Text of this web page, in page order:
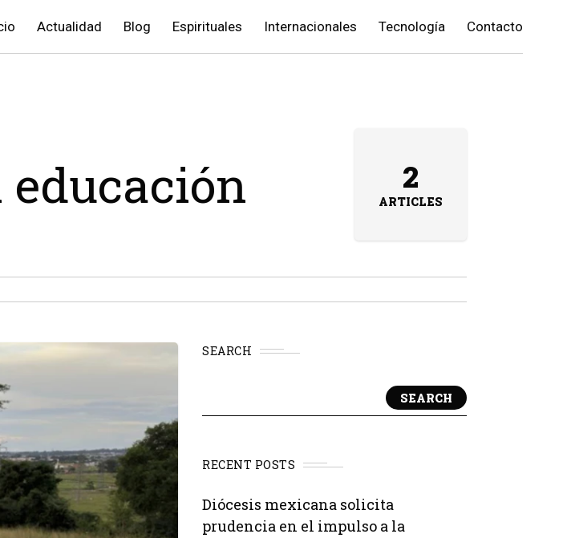
Actualidad Blog Espirituales Internacionales Tecnología Contacto
2
ARTICLES
SEARCH
SEARCH
RECENT POSTS
Diócesis mexicana solicita
prudencia en el impulso a la